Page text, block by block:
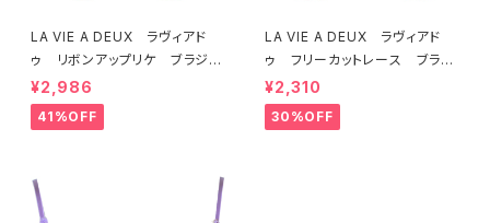
LA VIE A DEUX ラヴィアド
ゥ リボンアップリケ ブラジャ
ー（ラベンダー） 22293 SA
LE セール 送料無料
¥2,986
41%OFF
LA VIE A DEUX ラヴィアド
ゥ フリーカットレース ブラレ
ット ソフトブラ（トマトレッド）2
2457 SALE 送料無料
¥2,310
30%OFF